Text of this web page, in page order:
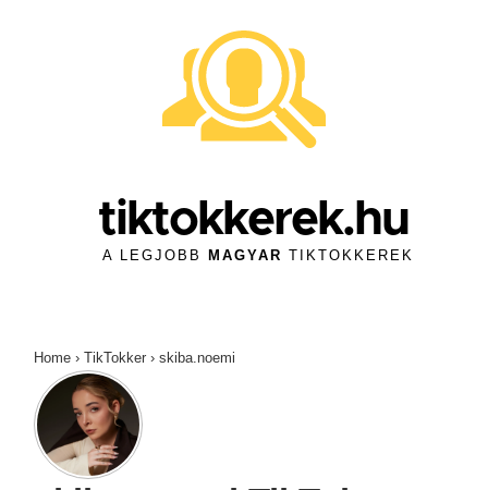
tiktokkerek.hu
A LEGJOBB MAGYAR TIKTOKKEREK
Home › TikTokker › skiba.noemi